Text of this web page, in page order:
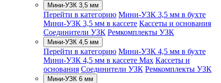
Мини-УЗК 3,5 мм
Перейти в категорию Мини-УЗК 3,5 мм в бухте
Мини-УЗК 3,5 мм в кассете Кассеты и основания
Соединители УЗК Ремкомплекты УЗК
Мини-УЗК 4,5 мм
Перейти в категорию Мини-УЗК 4,5 мм в бухте
Мини-УЗК 4,5 мм в кассете Max Кассеты и
основания Соединители УЗК Ремкомплекты УЗК
Мини-УЗК 6 мм